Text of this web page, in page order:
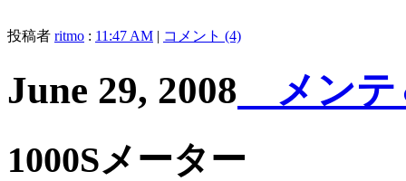
投稿者 ritmo : 11:47 AM | コメント (4)
June 29, 2008 メンテ
1000Sメーター